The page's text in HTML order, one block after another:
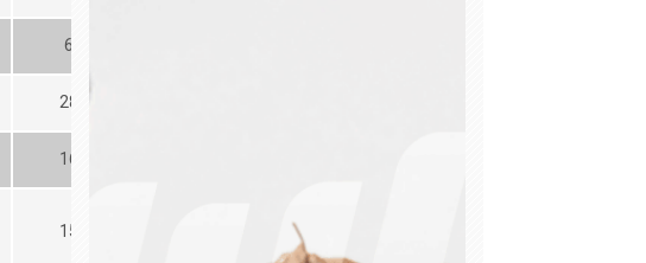
66
283
160
154